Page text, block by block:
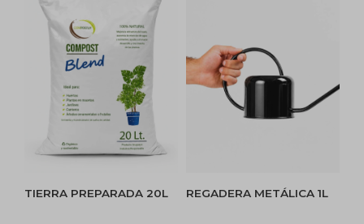
TIERRA PREPARADA 20L REGADERA METÁLICA 1L